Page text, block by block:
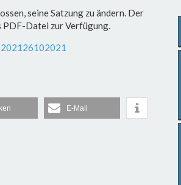
seine Satzung zu ändern. Der
PDF-Datei zur Verfügung.
202126102021
E-Mail